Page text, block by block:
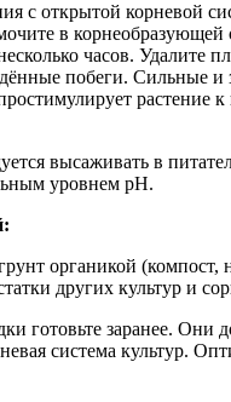
с открытой корневой
в корнеобразующей
часов. Удалите
побеги. Сильные и
растение
высаживать в
уровнем pH.
органикой (компост,
других культур и
готовьте заранее. Они
система культур.